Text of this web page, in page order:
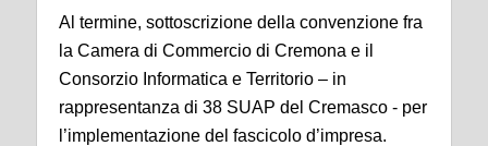
Al termine, sottoscrizione della convenzione fra
la Camera di Commercio di Cremona e il
Consorzio Informatica e Territorio – in
rappresentanza di 38 SUAP del Cremasco - per
l’implementazione del fascicolo d’impresa.